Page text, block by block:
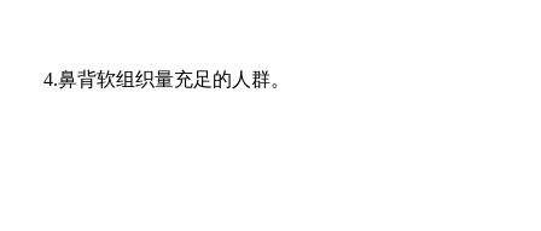
4.鼻背软组织量充足的人群。